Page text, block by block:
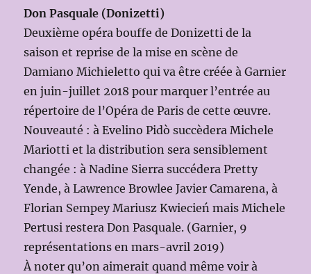
Don Pasquale (Donizetti)
Deuxième opéra bouffe de Donizetti de la
saison et reprise de la mise en scène de
Damiano Michieletto qui va être créée à Garnier
en juin-juillet 2018 pour marquer l’entrée au
répertoire de l’Opéra de Paris de cette œuvre.
Nouveauté : à Evelino Pidò succèdera Michele
Mariotti et la distribution sera sensiblement
changée : à Nadine Sierra succédera Pretty
Yende, à Lawrence Browlee Javier Camarena, à
Florian Sempey Mariusz Kwiecień mais Michele
Pertusi restera Don Pasquale. (Garnier, 9
représentations en mars-avril 2019)
À noter qu’on aimerait quand même voir à